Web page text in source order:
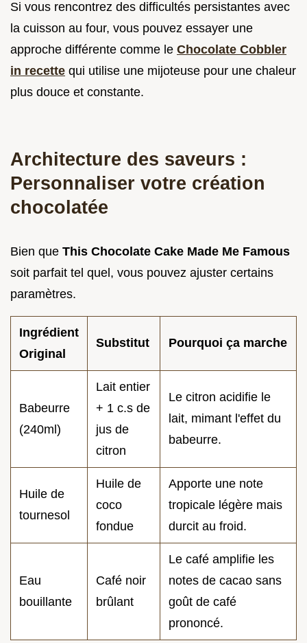
Si vous rencontrez des difficultés persistantes avec
la cuisson au four, vous pouvez essayer une
approche différente comme le Chocolate Cobbler
in recette qui utilise une mijoteuse pour une chaleur
plus douce et constante.
Architecture des saveurs :
Personnaliser votre création
chocolatée
Bien que This Chocolate Cake Made Me Famous
soit parfait tel quel, vous pouvez ajuster certains
paramètres.
Ingrédient
Original
Substitut Pourquoi ça marche
Babeurre
(240ml)
Lait entier
+ 1 c.s de
jus de
citron
Le citron acidifie le
lait, mimant l'effet du
babeurre.
Huile de
tournesol
Huile de
coco
fondue
Apporte une note
tropicale légère mais
durcit au froid.
Eau
bouillante
Café noir
brûlant
Le café amplifie les
notes de cacao sans
goût de café
prononcé.